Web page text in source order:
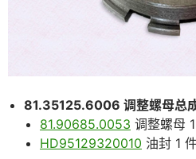
81.35125.6006 调整螺母总
81.90685.0053 调整螺母
HD95129320010 油封 1